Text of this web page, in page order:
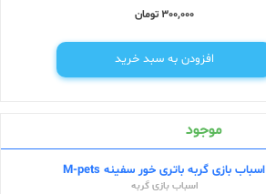
300,000 تومان
افزودن به سبد خرید
موجود
اسباب بازی گربه باتری خور سفینه M-pets
اسباب بازی گربه